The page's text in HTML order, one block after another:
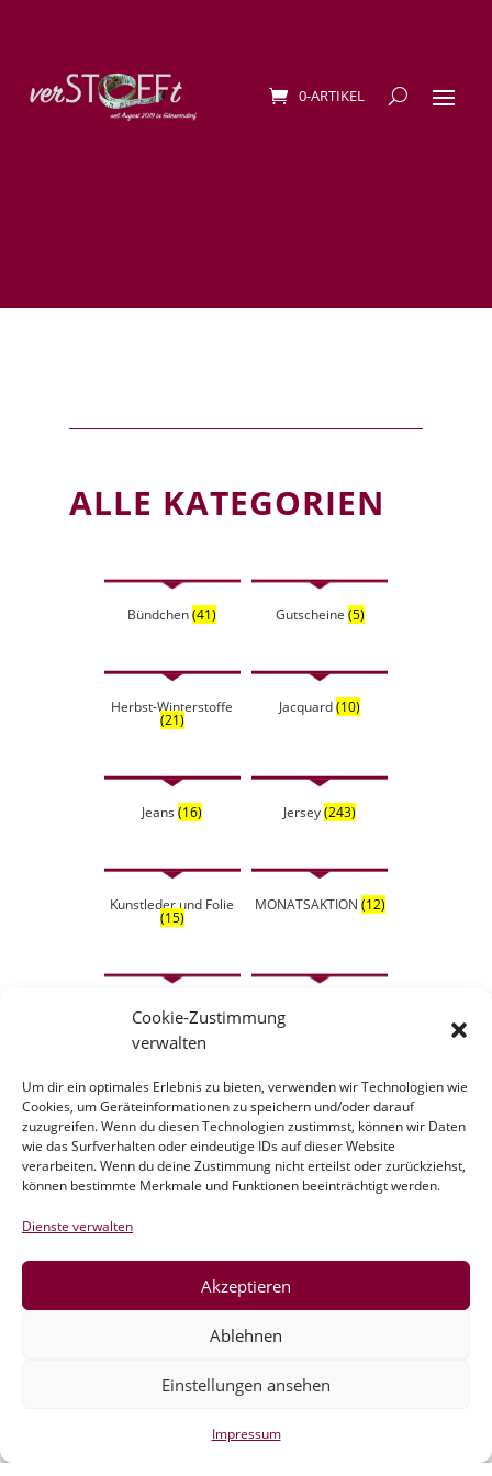
Cookie-Zustimmung
verwalten
Um dir ein optimales Erlebnis zu bieten, verwenden wir Technologien wie
Cookies, um Geräteinformationen zu speichern und/oder darauf
zuzugreifen. Wenn du diesen Technologien zustimmst, können wir Daten
wie das Surfverhalten oder eindeutige IDs auf dieser Website
verarbeiten. Wenn du deine Zustimmung nicht erteilst oder zurückziehst,
können bestimmte Merkmale und Funktionen beeinträchtigt werden.
Dienste verwalten
Akzeptieren
Ablehnen
Einstellungen ansehen
Impressum
0-ARTIKEL
ALLE KATEGORIEN
Bündchen(41) Gutscheine (5)
Herbst-Winterstoffe
(21)
Jacquard(10)
Jeans(16) Jersey(243)
Kunstleder und Folie
(15)
MONATSAKTION (12)
Schnürlsamt (5)
Sweat(115) Webware(263)